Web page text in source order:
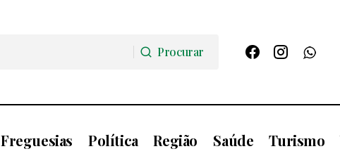
Procurar
Freguesias Política Região Saúde Turismo